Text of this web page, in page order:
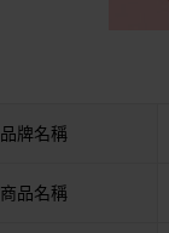
品牌名稱
商品名稱